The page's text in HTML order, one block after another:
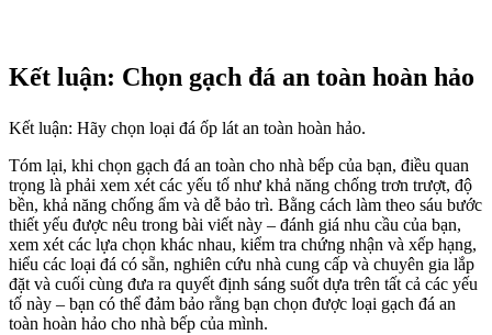
Kết luận: Chọn gạch đá an toàn hoàn hảo
Kết luận: Hãy chọn loại đá ốp lát an toàn hoàn hảo.
Tóm lại, khi chọn gạch đá an toàn cho nhà bếp của bạn, điều quan
trọng là phải xem xét các yếu tố như khả năng chống trơn trượt, độ
bền, khả năng chống ẩm và dễ bảo trì. Bằng cách làm theo sáu bước
thiết yếu được nêu trong bài viết này – đánh giá nhu cầu của bạn,
xem xét các lựa chọn khác nhau, kiểm tra chứng nhận và xếp hạng,
hiểu các loại đá có sẵn, nghiên cứu nhà cung cấp và chuyên gia lắp
đặt và cuối cùng đưa ra quyết định sáng suốt dựa trên tất cả các yếu
tố này – bạn có thể đảm bảo rằng bạn chọn được loại gạch đá an
toàn hoàn hảo cho nhà bếp của mình.